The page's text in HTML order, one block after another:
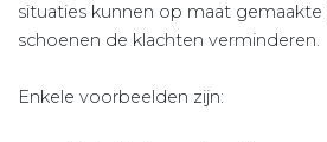
situaties kunnen op maat
schoenen de klachten verminderen.
Enkele voorbeelden zijn: